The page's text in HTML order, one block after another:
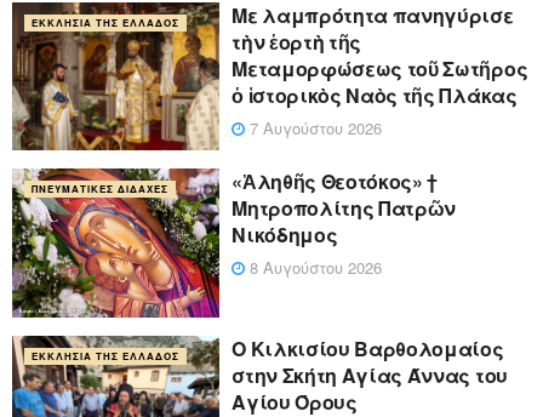
ΕΚΚΛΗΣΊΑ ΤΗΣ ΕΛΛΆΔΟΣ
Με λαμπρότητα πανηγύρισε
τὴν ἑορτὴ τῆς
Μεταμορφώσεως τοῦ Σωτῆρος
ὁ ἱστορικὸς Ναὸς τῆς Πλάκας
7 Αυγούστου 2026
ΠΝΕΥΜΑΤΙΚΈΣ ΔΙΔΑΧΈΣ
«Ἀληθῆς Θεοτόκος» †
Μητροπολίτης Πατρῶν
Νικόδημος
8 Αυγούστου 2026
ΕΚΚΛΗΣΊΑ ΤΗΣ ΕΛΛΆΔΟΣ
Ο Κιλκισίου Βαρθολομαίος
στην Σκήτη Αγίας Άννας του
Αγίου Όρους